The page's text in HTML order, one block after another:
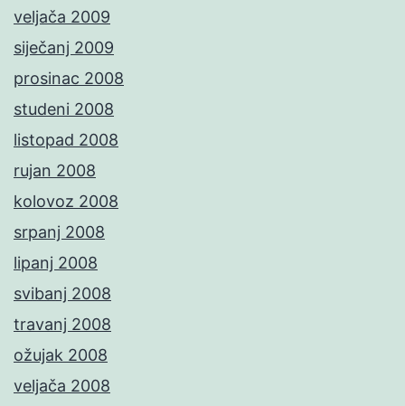
veljača 2009
siječanj 2009
prosinac 2008
studeni 2008
listopad 2008
rujan 2008
kolovoz 2008
srpanj 2008
lipanj 2008
svibanj 2008
travanj 2008
ožujak 2008
veljača 2008